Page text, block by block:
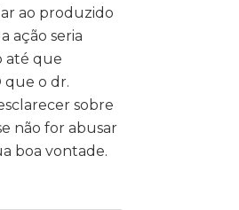
ao produzido
ação seria
até que
que o dr.
sobre
não for abusar
boa vontade.